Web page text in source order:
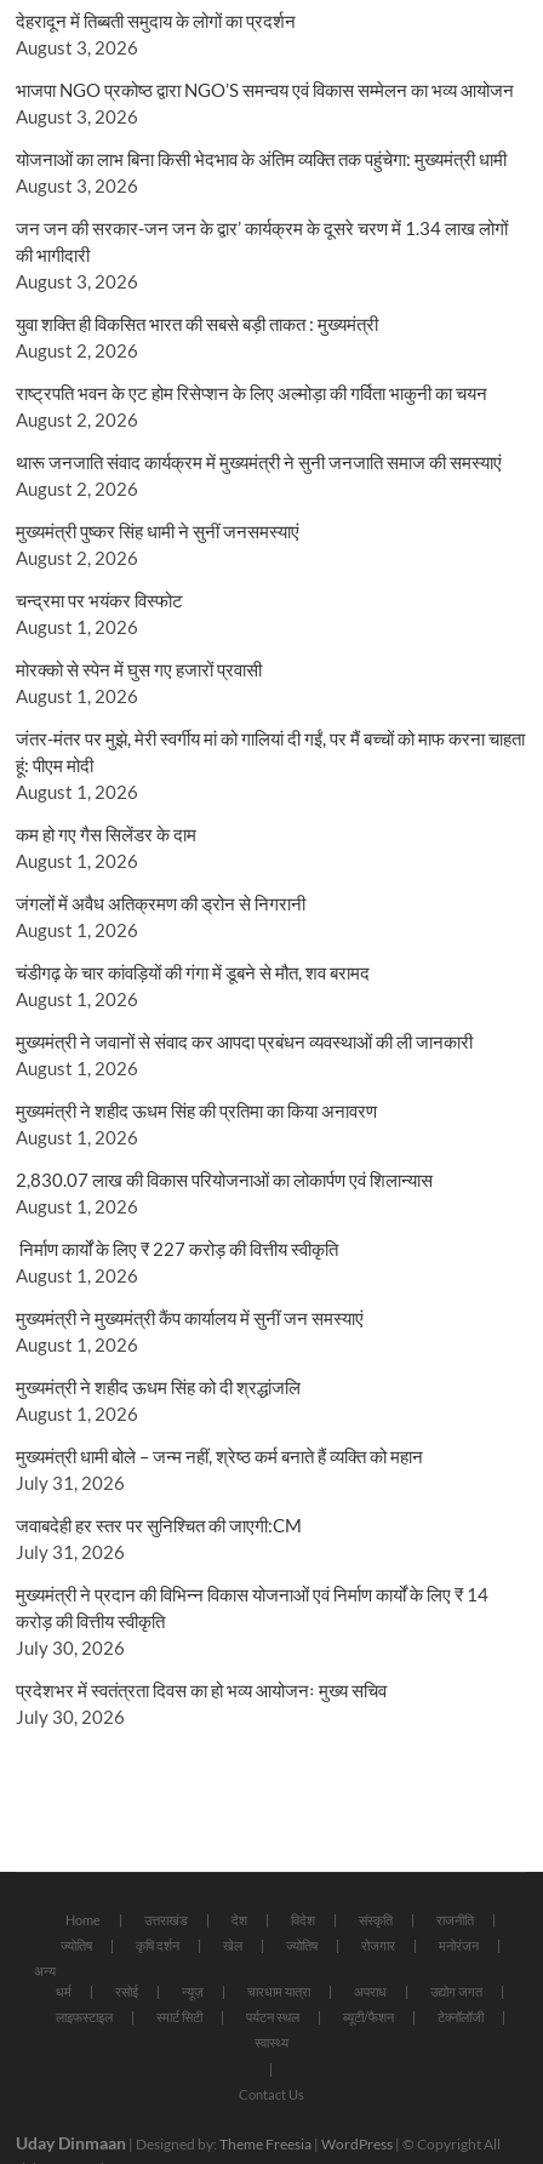
देहरादून में तिब्बती समुदाय के लोगों का प्रदर्शन
August 3, 2026
भाजपा NGO प्रकोष्ठ द्वारा NGO’S समन्वय एवं विकास सम्मेलन का भव्य आयोजन
August 3, 2026
योजनाओं का लाभ बिना किसी भेदभाव के अंतिम व्यक्ति तक पहुंचेगा: मुख्यमंत्री धामी
August 3, 2026
जन जन की सरकार-जन जन के द्वार’ कार्यक्रम के दूसरे चरण में 1.34 लाख लोगों
की भागीदारी
August 3, 2026
युवा शक्ति ही विकसित भारत की सबसे बड़ी ताकत : मुख्यमंत्री
August 2, 2026
राष्ट्रपति भवन के एट होम रिसेप्शन के लिए अल्मोड़ा की गर्विता भाकुनी का चयन
August 2, 2026
थारू जनजाति संवाद कार्यक्रम में मुख्यमंत्री ने सुनी जनजाति समाज की समस्याएं
August 2, 2026
मुख्यमंत्री पुष्कर सिंह धामी ने सुनीं जनसमस्याएं
August 2, 2026
चन्द्रमा पर भयंकर विस्फोट
August 1, 2026
मोरक्को से स्पेन में घुस गए हजारों प्रवासी
August 1, 2026
जंतर-मंतर पर मुझे, मेरी स्वर्गीय मां को गालियां दी गईं, पर मैं बच्चों को माफ करना चाहता
हूं: पीएम मोदी
August 1, 2026
कम हो गए गैस सिलेंडर के दाम
August 1, 2026
जंगलों में अवैध अतिक्रमण की ड्रोन से निगरानी
August 1, 2026
चंडीगढ़ के चार कांवड़ियों की गंगा में डूबने से मौत, शव बरामद
August 1, 2026
मुख्यमंत्री ने जवानों से संवाद कर आपदा प्रबंधन व्यवस्थाओं की ली जानकारी
August 1, 2026
मुख्यमंत्री ने शहीद ऊधम सिंह की प्रतिमा का किया अनावरण
August 1, 2026
2,830.07 लाख की विकास परियोजनाओं का लोकार्पण एवं शिलान्यास
August 1, 2026
निर्माण कार्यों के लिए ₹ 227 करोड़ की वित्तीय स्वीकृति
August 1, 2026
मुख्यमंत्री ने मुख्यमंत्री कैंप कार्यालय में सुनीं जन समस्याएं
August 1, 2026
मुख्यमंत्री ने शहीद ऊधम सिंह को दी श्रद्धांजलि
August 1, 2026
मुख्यमंत्री धामी बोले – जन्म नहीं, श्रेष्ठ कर्म बनाते हैं व्यक्ति को महान
July 31, 2026
जवाबदेही हर स्तर पर सुनिश्चित की जाएगी:CM
July 31, 2026
मुख्यमंत्री ने प्रदान की विभिन्न विकास योजनाओं एवं निर्माण कार्यों के लिए ₹ 14
करोड़ की वित्तीय स्वीकृति
July 30, 2026
प्रदेशभर में स्वतंत्रता दिवस का हो भव्य आयोजनः मुख्य सचिव
July 30, 2026
Home उत्तराखंड देश विदेश संस्कृति
राजनीति
ज्योतिष
कृषि दर्शन खेल ज्योतिष रोजगार
मनोरंजन
अन्य
धर्म
रसोई न्यूज़ चारधाम यात्रा अपराध
उद्योग जगत
लाइफस्टाइल
स्मार्ट सिटी पर्यटन स्थल ब्यूटी/फैशन
टेक्नॉलॉजी
स्वास्थ्य
Contact Us
Uday Dinmaan | Designed by:Theme Freesia |WordPress | © Copyright All